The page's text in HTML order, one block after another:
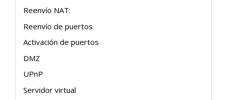
Reenvío NAT:
Reenvío de puertos
Activación de puertos
DMZ
UPnP
Servidor virtual